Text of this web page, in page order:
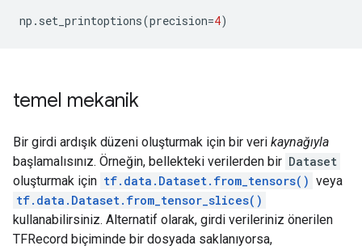
np . set_printoptions(precision=4)
temel mekanik
Bir girdi ardışık düzeni oluşturmak için bir veri kaynağıyla
başlamalısınız. Örneğin, bellekteki verilerden bir Dataset
oluşturmak için tf.data.Dataset.from_tensors() veya
tf.data.Dataset.from_tensor_slices()
kullanabilirsiniz. Alternatif olarak, girdi verileriniz önerilen
TFRecord biçiminde bir dosyada saklanıyorsa,